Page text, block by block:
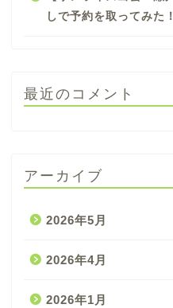
しで予約を取ってみた！
最近のコメント
アーカイブ
2026年5月
2026年4月
2026年1月